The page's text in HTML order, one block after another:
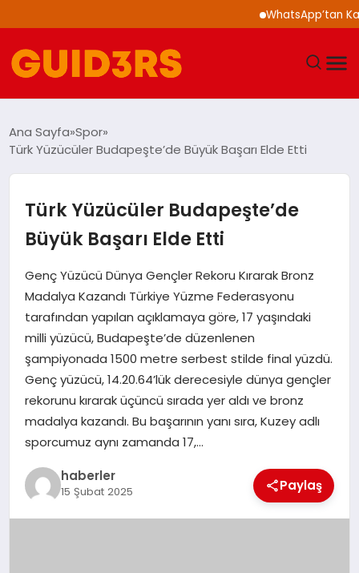
WhatsApp’tan
TEKNOLOJI
SPOR
SAĞLIK
EKONOMI
MAGAZIN
EĞITIM
Ana Sayfa Spor
Türk Yüzücüler Budapeşte’de Büyük Başarı Elde Etti
Türk Yüzücüler Budapeşte’de
Büyük Başarı Elde Etti
Genç Yüzücü Dünya Gençler Rekoru Kırarak Bronz
Madalya Kazandı Türkiye Yüzme Federasyonu
tarafından yapılan açıklamaya göre, 17 yaşındaki
milli yüzücü, Budapeşte’de düzenlenen
şampiyonada 1500 metre serbest stilde final yüzdü.
Genç yüzücü, 14.20.64’lük derecesiyle dünya gençler
rekorunu kırarak üçüncü sırada yer aldı ve bronz
madalya kazandı. Bu başarının yanı sıra, Kuzey adlı
sporcumuz aynı zamanda 17,…
haberler
15 Şubat 2025 Paylaş